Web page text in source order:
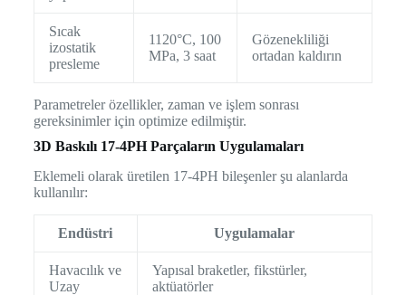
Sıcak
izostatik
presleme
1120°C, 100
MPa, 3 saat
Gözenekliliği
ortadan kaldırın
Parametreler özellikler, zaman ve işlem sonrası
gereksinimler için optimize edilmiştir.
3D Baskılı 17-4PH Parçaların Uygulamaları
Eklemeli olarak üretilen 17-4PH bileşenler şu alanlarda
kullanılır:
Endüstri Uygulamalar
Havacılık ve
Uzay
Yapısal braketler, fikstürler,
aktüatörler